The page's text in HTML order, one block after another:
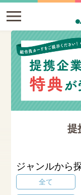
提
ジャンルから
全て